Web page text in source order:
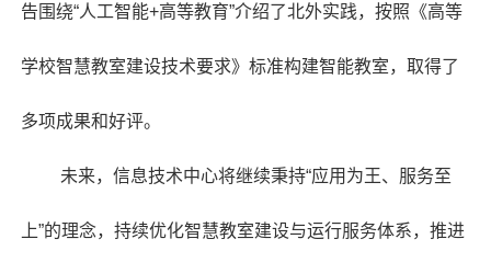
告围绕“人工智能+高等教育”介绍了北外实践，按照《高等
学校智慧教室建设技术要求》标准构建智能教室，取得了
多项成果和好评。
未来，信息技术中心将继续秉持“应用为王、服务至
上”的理念，持续优化智慧教室建设与运行服务体系，推进